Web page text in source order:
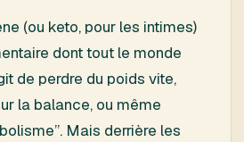
(ou keto, pour les intimes)
dont tout le monde
de perdre du poids vite,
la balance, ou même
Mais derrière les